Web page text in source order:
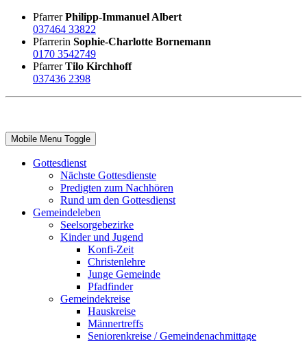
PfarrerPhilipp-Immanuel Albert
037464 33822
Pfarrerin Sophie-Charlotte Bornemann
0170 3542749
PfarrerTilo Kirchhoff
037436 2398
Mobile Menu Toggle
Gottesdienst
Nächste Gottesdienste
Predigten zum Nachhören
Rund um den Gottesdienst
Gemeindeleben
Seelsorgebezirke
Kinder und Jugend
Konfi-Zeit
Christenlehre
Junge Gemeinde
Pfadfinder
Gemeindekreise
Hauskreise
Männertreffs
Seniorenkreise / Gemeindenachmittage